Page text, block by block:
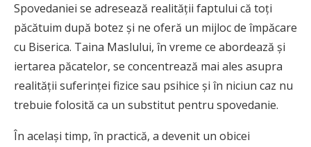
Spovedaniei se adresează realității faptului că toți
păcătuim după botez și ne oferă un mijloc de împăcare
cu Biserica. Taina Maslului, în vreme ce abordează și
iertarea păcatelor, se concentrează mai ales asupra
realității suferinței fizice sau psihice și în niciun caz nu
trebuie folosită ca un substitut pentru spovedanie.
În același timp, în practică, a devenit un obicei